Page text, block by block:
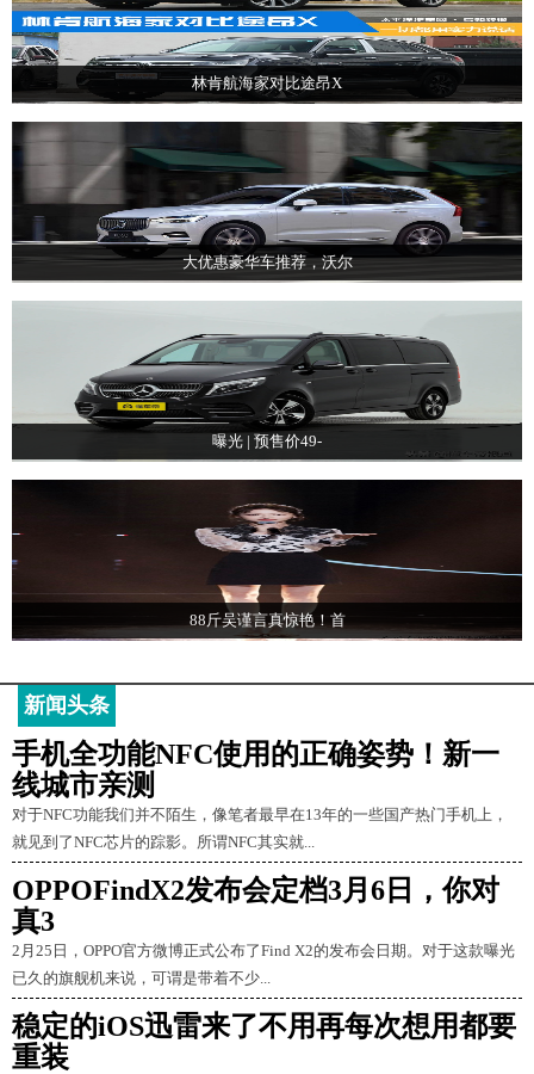
林肯航海家对比途昂X
大优惠豪华车推荐，沃尔
曝光 | 预售价49-
88斤吴谨言真惊艳！首
新闻头条
手机全功能NFC使用的正确姿势！新一
线城市亲测
对于NFC功能我们并不陌生，像笔者最早在13年的一些国产热门手机上，
就见到了NFC芯片的踪影。所谓NFC其实就...
OPPOFindX2发布会定档3月6日，你对
真3
2月25日，OPPO官方微博正式公布了Find X2的发布会日期。对于这款曝光
已久的旗舰机来说，可谓是带着不少...
稳定的iOS迅雷来了不用再每次想用都要
重装